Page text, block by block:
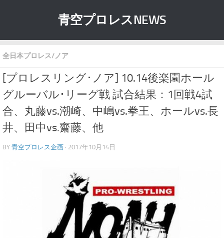
青空プロレスNEWS
全日本プロレス/ノア
[プロレスリング･ノア] 10.14後楽園ホール
グルーバル･リーグ戦 試合結果：1回戦4試
合、丸藤vs.潮崎、中嶋vs.拳王、ホールvs.長
井、田中vs.齋藤、他
BY 青空プロレス企画 · 2017年10月14日